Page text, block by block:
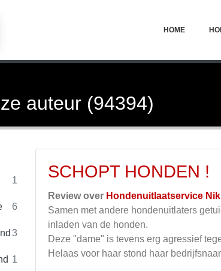
HOME
auteur (94394)
1
6
3
1
SCHOPT HONDEN !
Review over Hondenuitlaatservice
Samen met andere hondenuitlaters
inladen van de honden.
Deze "dame" is tevens erg agressief
Helaas voor haar stond haar